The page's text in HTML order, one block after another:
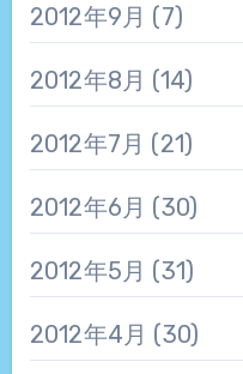
2012年9月 (7)
2012年8月 (14)
2012年7月 (21)
2012年6月 (30)
2012年5月 (31)
2012年4月 (30)